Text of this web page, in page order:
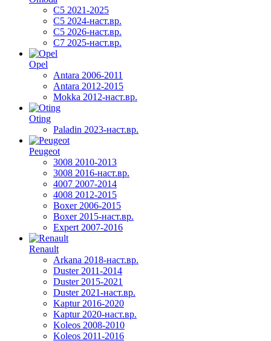
C5 2021-2025
C5 2024-наст.вр.
C5 2026-наст.вр.
C7 2025-наст.вр.
Opel
Antara 2006-2011
Antara 2012-2015
Mokka 2012-наст.вр.
Oting
Paladin 2023-наст.вр.
Peugeot
3008 2010-2013
3008 2016-наст.вр.
4007 2007-2014
4008 2012-2015
Boxer 2006-2015
Boxer 2015-наст.вр.
Expert 2007-2016
Renault
Arkana 2018-наст.вр.
Duster 2011-2014
Duster 2015-2021
Duster 2021-наст.вр.
Kaptur 2016-2020
Kaptur 2020-наст.вр.
Koleos 2008-2010
Koleos 2011-2016